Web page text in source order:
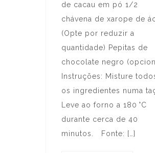
de cacau em pó 1/2
chávena de xarope de
(Opte por reduzir a
quantidade) Pepitas de
chocolate negro
Instruções: Misture
os ingredientes numa
Leve ao forno a 180 °C
durante cerca de 40
minutos. Fonte: […]